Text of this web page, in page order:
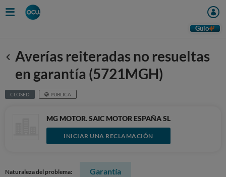
Guio
Anterior
Averías reiteradas no resueltas
en garantía (5721MGH)
CLOSED PÚBLICA
MG MOTOR. SAIC MOTOR ESPAÑA SL
INICIAR UNA RECLAMACIÓN
Naturaleza del problema: Garantía